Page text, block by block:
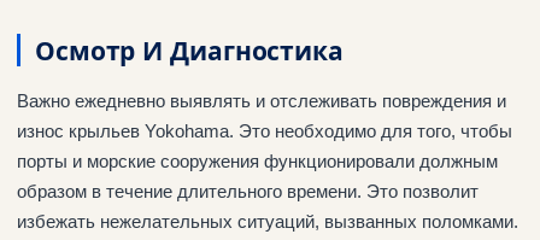
Осмотр И Диагностика
Важно ежедневно выявлять и отслеживать повреждения и
износ крыльев Yokohama. Это необходимо для того, чтобы
порты и морские сооружения функционировали должным
образом в течение длительного времени. Это позволит
избежать нежелательных ситуаций, вызванных поломками.